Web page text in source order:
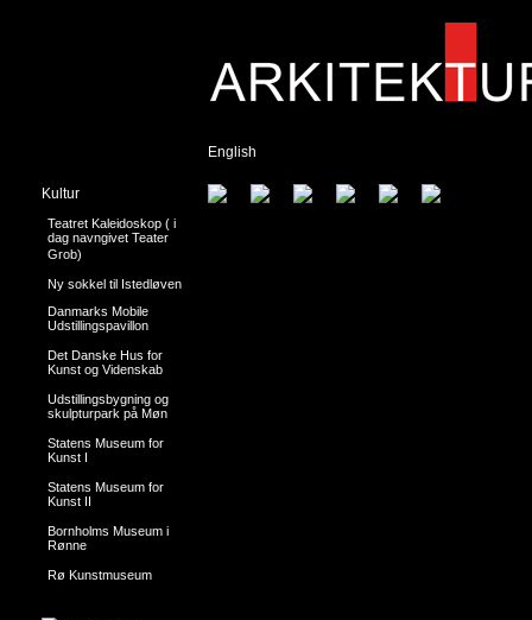
English
Kultur
Teatret Kaleidoskop ( i
dag navngivet Teater
Grob)
Ny sokkel til Istedløven
Danmarks Mobile
Udstillingspavillon
Det Danske Hus for
Kunst og Videnskab
Udstillingsbygning og
skulpturpark på Møn
Statens Museum for
Kunst I
Statens Museum for
Kunst II
Bornholms Museum i
Rønne
Rø Kunstmuseum